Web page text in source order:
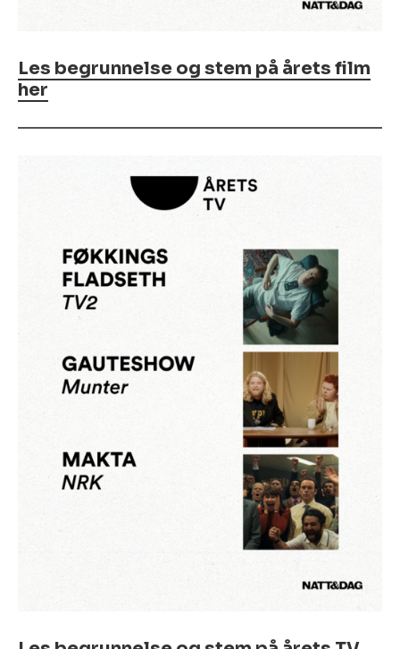
Les begrunnelse og stem på årets film
her